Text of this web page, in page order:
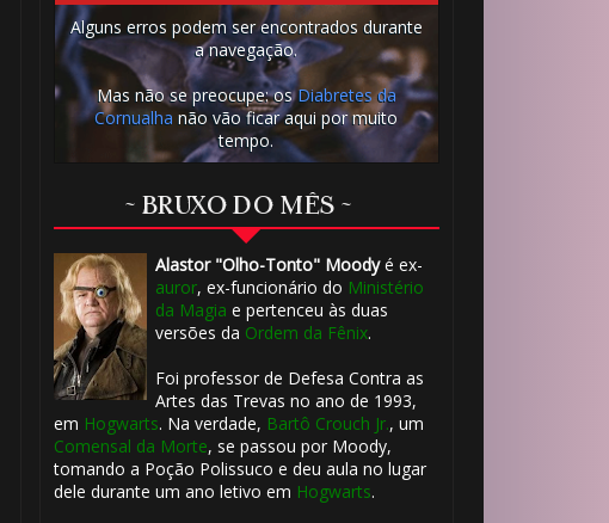
Alguns erros podem ser encontrados durante
a navegação.
Mas não se preocupe: osDiabretes da
Cornualha não vão ficar aqui por muito
tempo.
~ BRUXO DO MÊS ~
Alastor "Olho-Tonto" Moodyé ex-
auror, ex-funcionário do Ministério
da Magia e pertenceu às duas
versões da Ordem da Fênix.
Foi professor de Defesa Contra as
Artes das Trevas no ano de 1993,
em Hogwarts. Na verdade, Bartô Crouch Jr., um
Comensal da Morte, se passou por Moody,
tomando a Poção Polissuco e deu aula no lugar
dele durante um ano letivo em Hogwarts.
🎈